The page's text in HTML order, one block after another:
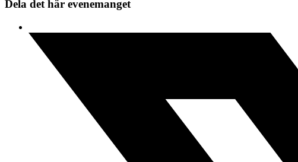
Dela det här evenemanget